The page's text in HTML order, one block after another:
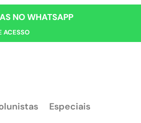
NO WHATSAPP
ACESSO
Especiais